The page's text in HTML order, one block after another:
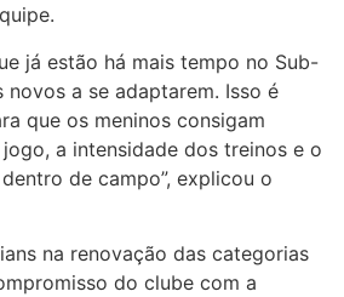
já estão há mais tempo no Sub-
novos a se adaptarem. Isso é
que os meninos consigam
a intensidade dos treinos e o
de campo”, explicou o
na renovação das categorias
do clube com a